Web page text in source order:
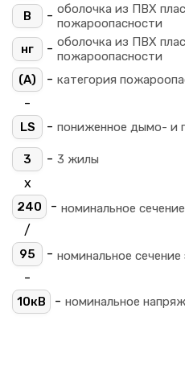
В - оболочка из ПВХ
пожароопасности
нг
- оболочка из ПВХ
пожароопасности
(A)
- категория
-
LS - пониженное дымо- и
3 - 3 жилы
х
240 - номинальное
/
95 - номинальное
-
10кВ - номинальное